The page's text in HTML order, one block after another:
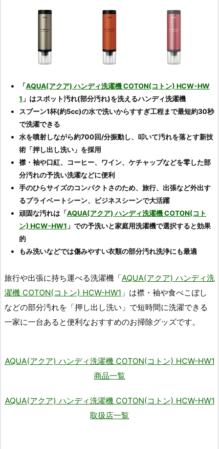
「AQUA(アクア) ハンディ洗濯機 COTON(コトン) HCW-HW
1 」はスポット汚れ(部分汚れ)を洗えるハンディ洗濯機
スプーン1杯(約5cc)の水で洗いからすすぎ工程まで最短約30秒
で洗濯できる
水を噴射しながら約700回/分振動し、叩いて汚れを落とす新技
術「押し出し洗い」を採用
襟・袖や口紅、コーヒー、ワイン、ケチャップなどを零した部
分汚れの予洗い洗濯などに便利
手のひらサイズのコンパクトさのため、旅行、出張など外出す
るプライベートシーン、ビジネスシーンで大活躍
頑固な汚れは「AQUA(アクア) ハンディ洗濯機 COTON(コト
ン) HCW-HW1 」での予洗いと家庭用洗濯機で選択すると効果
的
もみ洗いなどでは傷みやすい衣類の部分汚れ洗浄にも最適
旅行や出張に持ち運べる洗濯機「AQUA(アクア) ハンディ洗
濯機 COTON(コトン) HCW-HW1 」は襟・袖や食べこぼし
などの部分汚れを「押し出し洗い」で短時間に洗濯できる
一家に一台あると便利なおすすめのお掃除グッズです。
AQUA(アクア) ハンディ洗濯機 COTON(コトン) HCW-HW1
商品一覧
AQUA(アクア) ハンディ洗濯機 COTON(コトン) HCW-HW1
取扱店一覧